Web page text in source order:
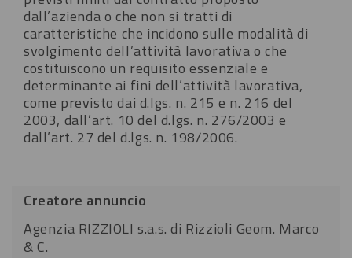
dall’azienda o che non si tratti di
caratteristiche che incidono sulle modalità di
svolgimento dell’attività lavorativa o che
costituiscono un requisito essenziale e
determinante ai fini dell’attività lavorativa,
come previsto dai d.lgs. n. 215 e n. 216 del
2003, dall’art. 10 del d.lgs. n. 276/2003 e
dall’art. 27 del d.lgs. n. 198/2006.
Creatore annuncio
Agenzia RIZZIOLI s.a.s. di Rizzioli Geom. Marco
& C.